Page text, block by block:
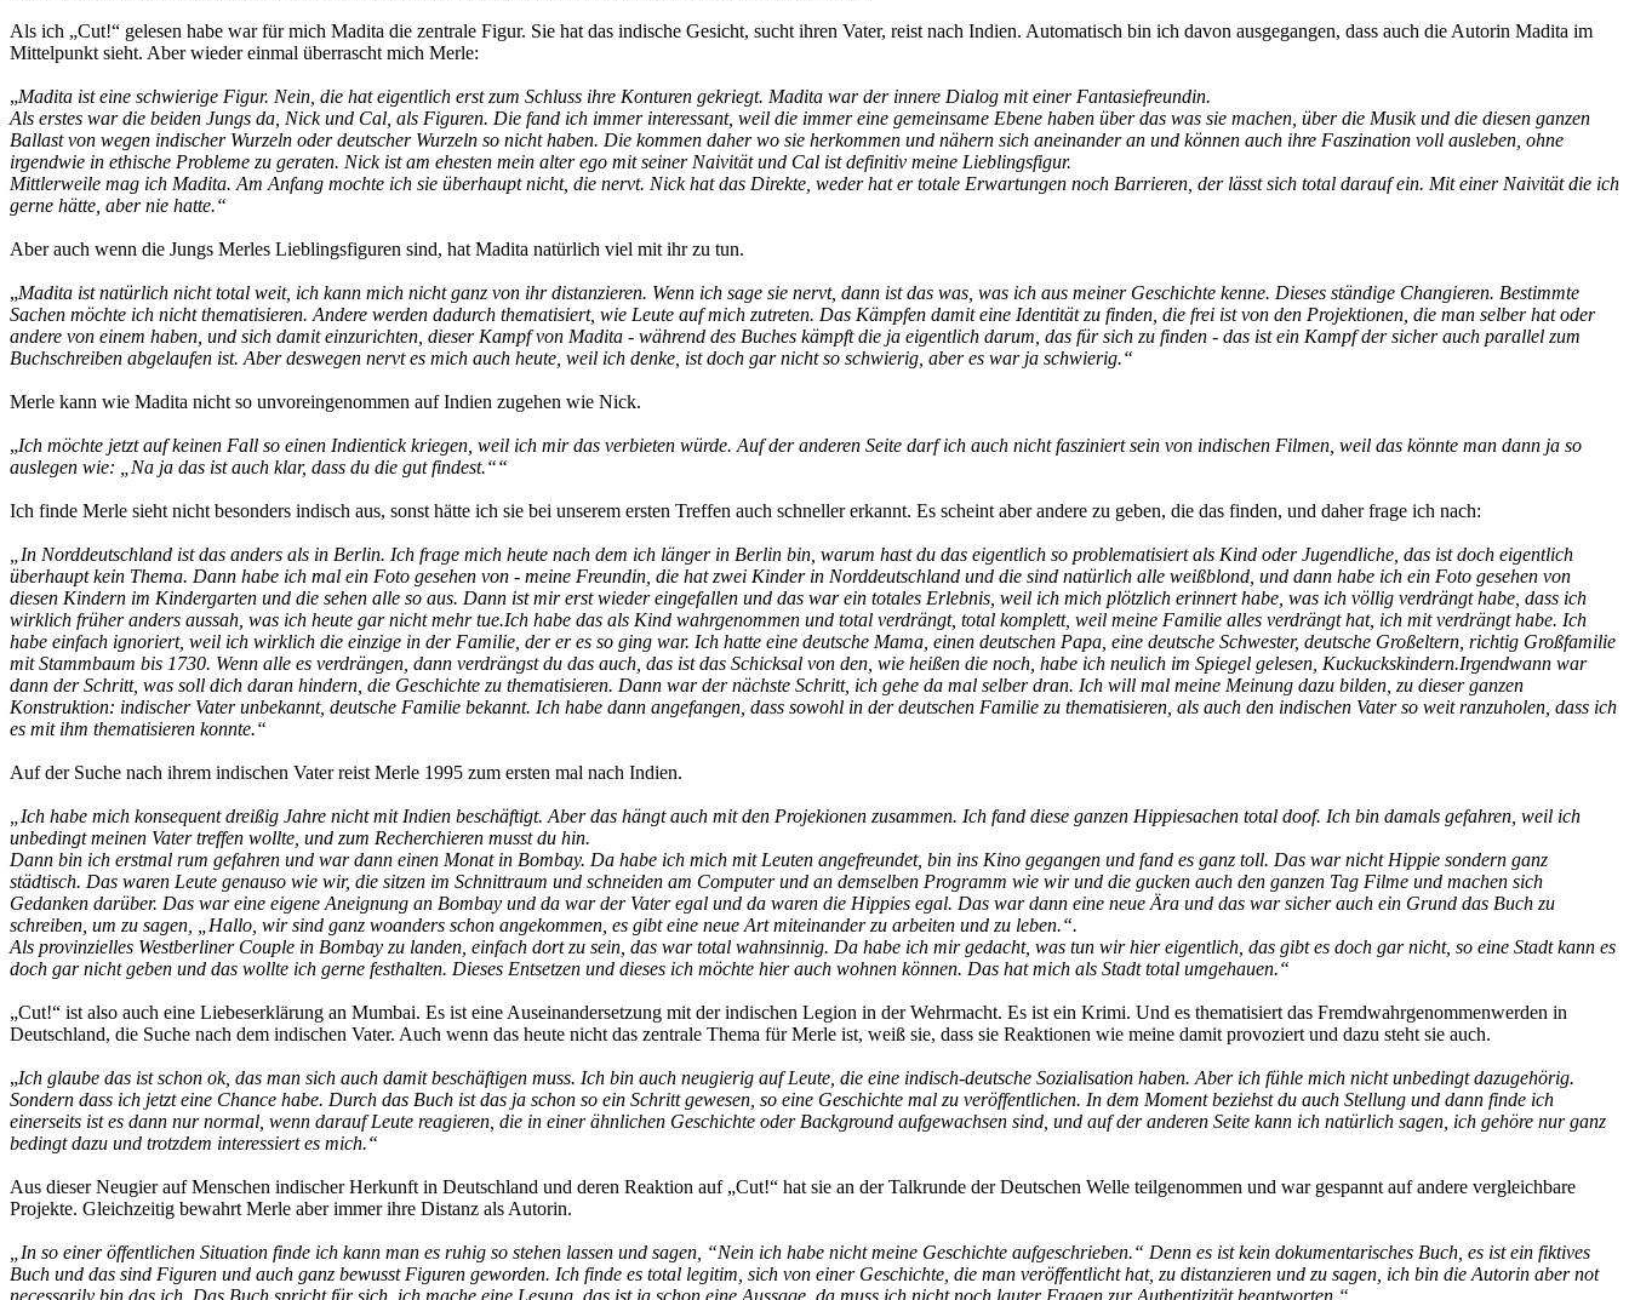
Als ich „Cut!“ gelesen habe war für mich Madita die zentrale Figur. Sie hat das indische Gesicht, sucht ihren Vater, reist nach Indien. Automatisch bin ich davon ausgegangen, dass auch die Autorin Madita im
Mittelpunkt sieht. Aber wieder einmal überrascht mich Merle:
„Madita ist eine schwierige Figur. Nein, die hat eigentlich erst zum Schluss ihre Konturen gekriegt. Madita war der innere Dialog mit einer Fantasiefreundin.
Als erstes war die beiden Jungs da, Nick und Cal, als Figuren. Die fand ich immer interessant, weil die immer eine gemeinsame Ebene haben über das was sie machen, über die Musik und die diesen ganzen
Ballast von wegen indischer Wurzeln oder deutscher Wurzeln so nicht haben. Die kommen daher wo sie herkommen und nähern sich aneinander an und können auch ihre Faszination voll ausleben, ohne
irgendwie in ethische Probleme zu geraten. Nick ist am ehesten mein alter ego mit seiner Naivität und Cal ist definitiv meine Lieblingsfigur.
Mittlerweile mag ich Madita. Am Anfang mochte ich sie überhaupt nicht, die nervt. Nick hat das Direkte, weder hat er totale Erwartungen noch Barrieren, der lässt sich total darauf ein. Mit einer Naivität die ich
gerne hätte, aber nie hatte.“
Aber auch wenn die Jungs Merles Lieblingsfiguren sind, hat Madita natürlich viel mit ihr zu tun.
„Madita ist natürlich nicht total weit, ich kann mich nicht ganz von ihr distanzieren. Wenn ich sage sie nervt, dann ist das was, was ich aus meiner Geschichte kenne. Dieses ständige Changieren. Bestimmte
Sachen möchte ich nicht thematisieren. Andere werden dadurch thematisiert, wie Leute auf mich zutreten. Das Kämpfen damit eine Identität zu finden, die frei ist von den Projektionen, die man selber hat oder
andere von einem haben, und sich damit einzurichten, dieser Kampf von Madita - während des Buches kämpft die ja eigentlich darum, das für sich zu finden - das ist ein Kampf der sicher auch parallel zum
Buchschreiben abgelaufen ist. Aber deswegen nervt es mich auch heute, weil ich denke, ist doch gar nicht so schwierig, aber es war ja schwierig.“
Merle kann wie Madita nicht so unvoreingenommen auf Indien zugehen wie Nick.
„Ich möchte jetzt auf keinen Fall so einen Indientick kriegen, weil ich mir das verbieten würde. Auf der anderen Seite darf ich auch nicht fasziniert sein von indischen Filmen, weil das könnte man dann ja so
auslegen wie: „Na ja das ist auch klar, dass du die gut findest.““
Ich finde Merle sieht nicht besonders indisch aus, sonst hätte ich sie bei unserem ersten Treffen auch schneller erkannt. Es scheint aber andere zu geben, die das finden, und daher frage ich nach:
„In Norddeutschland ist das anders als in Berlin. Ich frage mich heute nach dem ich länger in Berlin bin, warum hast du das eigentlich so problematisiert als Kind oder Jugendliche, das ist doch eigentlich
überhaupt kein Thema. Dann habe ich mal ein Foto gesehen von - meine Freundin, die hat zwei Kinder in Norddeutschland und die sind natürlich alle weißblond, und dann habe ich ein Foto gesehen von
diesen Kindern im Kindergarten und die sehen alle so aus. Dann ist mir erst wieder eingefallen und das war ein totales Erlebnis, weil ich mich plötzlich erinnert habe, was ich völlig verdrängt habe, dass ich
wirklich früher anders aussah, was ich heute gar nicht mehr tue.Ich habe das als Kind wahrgenommen und total verdrängt, total komplett, weil meine Familie alles verdrängt hat, ich mit verdrängt habe. Ich
habe einfach ignoriert, weil ich wirklich die einzige in der Familie, der er es so ging war. Ich hatte eine deutsche Mama, einen deutschen Papa, eine deutsche Schwester, deutsche Großeltern, richtig Großfamilie
mit Stammbaum bis 1730. Wenn alle es verdrängen, dann verdrängst du das auch, das ist das Schicksal von den, wie heißen die noch, habe ich neulich im Spiegel gelesen, Kuckuckskindern.Irgendwann war
dann der Schritt, was soll dich daran hindern, die Geschichte zu thematisieren. Dann war der nächste Schritt, ich gehe da mal selber dran. Ich will mal meine Meinung dazu bilden, zu dieser ganzen
Konstruktion: indischer Vater unbekannt, deutsche Familie bekannt. Ich habe dann angefangen, dass sowohl in der deutschen Familie zu thematisieren, als auch den indischen Vater so weit ranzuholen, dass ich
es mit ihm thematisieren konnte.“
Auf der Suche nach ihrem indischen Vater reist Merle 1995 zum ersten mal nach Indien.
„Ich habe mich konsequent dreißig Jahre nicht mit Indien beschäftigt. Aber das hängt auch mit den Projekionen zusammen. Ich fand diese ganzen Hippiesachen total doof. Ich bin damals gefahren, weil ich
unbedingt meinen Vater treffen wollte, und zum Recherchieren musst du hin.
Dann bin ich erstmal rum gefahren und war dann einen Monat in Bombay. Da habe ich mich mit Leuten angefreundet, bin ins Kino gegangen und fand es ganz toll. Das war nicht Hippie sondern ganz
städtisch. Das waren Leute genauso wie wir, die sitzen im Schnittraum und schneiden am Computer und an demselben Programm wie wir und die gucken auch den ganzen Tag Filme und machen sich
Gedanken darüber. Das war eine eigene Aneignung an Bombay und da war der Vater egal und da waren die Hippies egal. Das war dann eine neue Ära und das war sicher auch ein Grund das Buch zu
schreiben, um zu sagen, „Hallo, wir sind ganz woanders schon angekommen, es gibt eine neue Art miteinander zu arbeiten und zu leben.“.
Als provinzielles Westberliner Couple in Bombay zu landen, einfach dort zu sein, das war total wahnsinnig. Da habe ich mir gedacht, was tun wir hier eigentlich, das gibt es doch gar nicht, so eine Stadt kann es
doch gar nicht geben und das wollte ich gerne festhalten. Dieses Entsetzen und dieses ich möchte hier auch wohnen können. Das hat mich als Stadt total umgehauen.“
„Cut!“ ist also auch eine Liebeserklärung an Mumbai. Es ist eine Auseinandersetzung mit der indischen Legion in der Wehrmacht. Es ist ein Krimi. Und es thematisiert das Fremdwahrgenommenwerden in
Deutschland, die Suche nach dem indischen Vater. Auch wenn das heute nicht das zentrale Thema für Merle ist, weiß sie, dass sie Reaktionen wie meine damit provoziert und dazu steht sie auch.
„Ich glaube das ist schon ok, das man sich auch damit beschäftigen muss. Ich bin auch neugierig auf Leute, die eine indisch-deutsche Sozialisation haben. Aber ich fühle mich nicht unbedingt dazugehörig.
Sondern dass ich jetzt eine Chance habe. Durch das Buch ist das ja schon so ein Schritt gewesen, so eine Geschichte mal zu veröffentlichen. In dem Moment beziehst du auch Stellung und dann finde ich
einerseits ist es dann nur normal, wenn darauf Leute reagieren, die in einer ähnlichen Geschichte oder Background aufgewachsen sind, und auf der anderen Seite kann ich natürlich sagen, ich gehöre nur ganz
bedingt dazu und trotzdem interessiert es mich.“
Aus dieser Neugier auf Menschen indischer Herkunft in Deutschland und deren Reaktion auf „Cut!“ hat sie an der Talkrunde der Deutschen Welle teilgenommen und war gespannt auf andere vergleichbare
Projekte. Gleichzeitig bewahrt Merle aber immer ihre Distanz als Autorin.
„In so einer öffentlichen Situation finde ich kann man es ruhig so stehen lassen und sagen, “Nein ich habe nicht meine Geschichte aufgeschrieben.“ Denn es ist kein dokumentarisches Buch, es ist ein fiktives
Buch und das sind Figuren und auch ganz bewusst Figuren geworden. Ich finde es total legitim, sich von einer Geschichte, die man veröffentlicht hat, zu distanzieren und zu sagen, ich bin die Autorin aber not